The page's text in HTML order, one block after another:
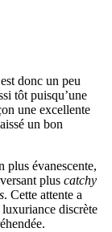
donc un peu
tôt puisqu’une
une excellente
un bon
plus évanescente,
plus catchy
. Cette attente a
discrète